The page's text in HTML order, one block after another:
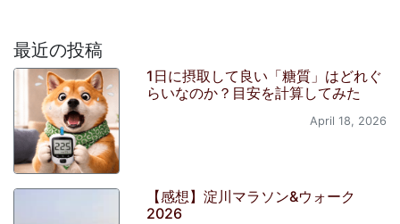
最近の投稿
1日に摂取して良い「糖質」はどれぐ
らいなのか？目安を計算してみた
April 18, 2026
【感想】淀川マラソン&ウォーク
2026